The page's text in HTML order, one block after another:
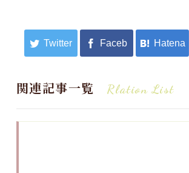
関連記事一覧 Rlation List